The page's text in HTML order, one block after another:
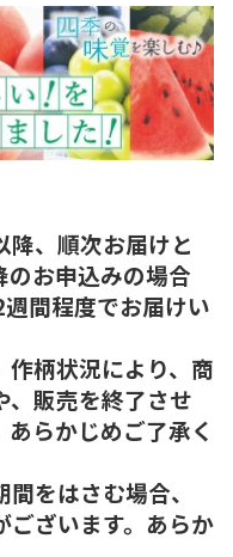
、順次お届けと
のお申込みの場合
間程度でお届けい
柄状況により、商
、販売を終了させ
らかじめご了承く
をはさむ場合、
ございます。あらか